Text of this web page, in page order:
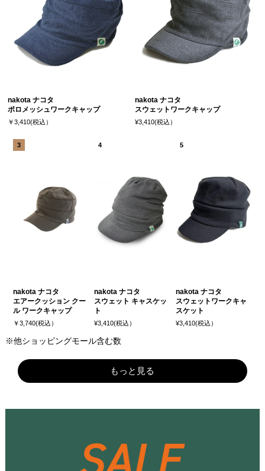
nakota ナコタ
ポロメッシュワークキャップ
￥3,410(税込）
nakota ナコタ
スウェットワークキャップ
¥3,410(税込）
nakota ナコタ
エアークッション クー
ル ワークキャップ
￥3,740(税込）
nakota ナコタ
スウェット キャスケッ
ト
¥3,410(税込）
nakota ナコタ
スウェットワークキャ
スケット
¥3,410(税込）
※他ショッピングモール含む数
もっと見る